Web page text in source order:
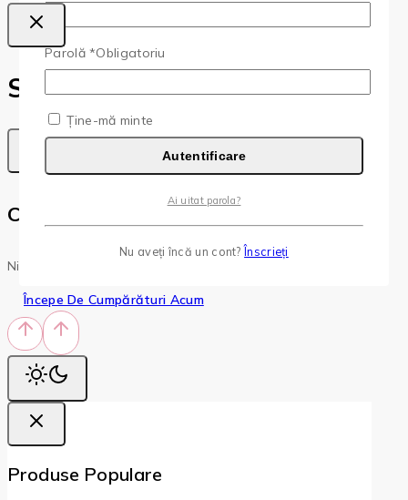
Parolă*Obligatoriu
Ține-mă minte
Autentificare
Ai uitat parola?
Nu aveți încă un cont?Înscrieți
Shopping Cart
Coșul tău este gol
Niciun produs în coș. Du-te, umple-l cu ceva ce-ți place!
Începe De Cumpărături Acum
Produse Populare